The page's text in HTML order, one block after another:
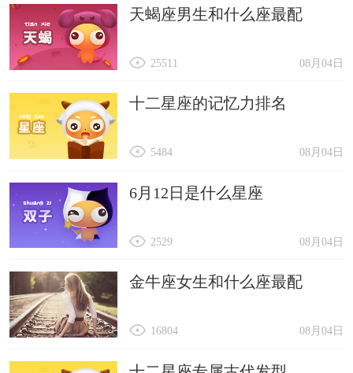
天蝎座男生和什么座最配
08月04日
25511
十二星座的记忆力排名
08月04日
5484
6月12日是什么星座
08月04日
2529
金牛座女生和什么座最配
08月04日
16804